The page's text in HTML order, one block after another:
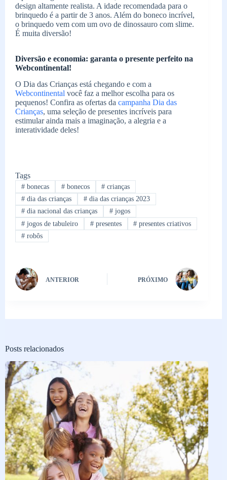
design altamente realista. A idade recomendada para o
brinquedo é a partir de 3 anos. Além do boneco incrível,
o brinquedo vem com um ovo de dinossauro com slime.
É muita diversão!
Diversão e economia: garanta o presente perfeito na
Webcontinental!
O Dia das Crianças está chegando e com a
Webcontinental você faz a melhor escolha para os
pequenos! Confira as ofertas da campanha Dia das
Crianças, uma seleção de presentes incríveis para
estimular ainda mais a imaginação, a alegria e a
interatividade deles!
Tags
#bonecas #bonecos # crianças
#dia das crianças #dia das crianças 2023
#dia nacional das crianças #jogos
#jogos de tabuleiro #presentes # presentes criativos
#robôs
ANTERIOR PRÓXIMO
Posts relacionados